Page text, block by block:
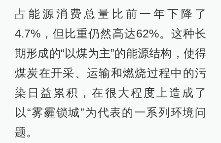
占能源消费总量比前一年下降了
4.7%，但比重仍然高达62%。这种长
期形成的“以煤为主”的能源结构，使得
煤炭在开采、运输和燃烧过程中的污
染日益累积，在很大程度上造成了
以“雾霾锁城”为代表的一系列环境问
题。